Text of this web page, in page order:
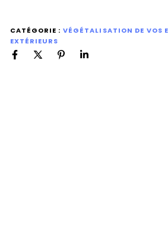
CATÉGORIE : VÉGÉTALISATION DE VOS
EXTÉRIEURS